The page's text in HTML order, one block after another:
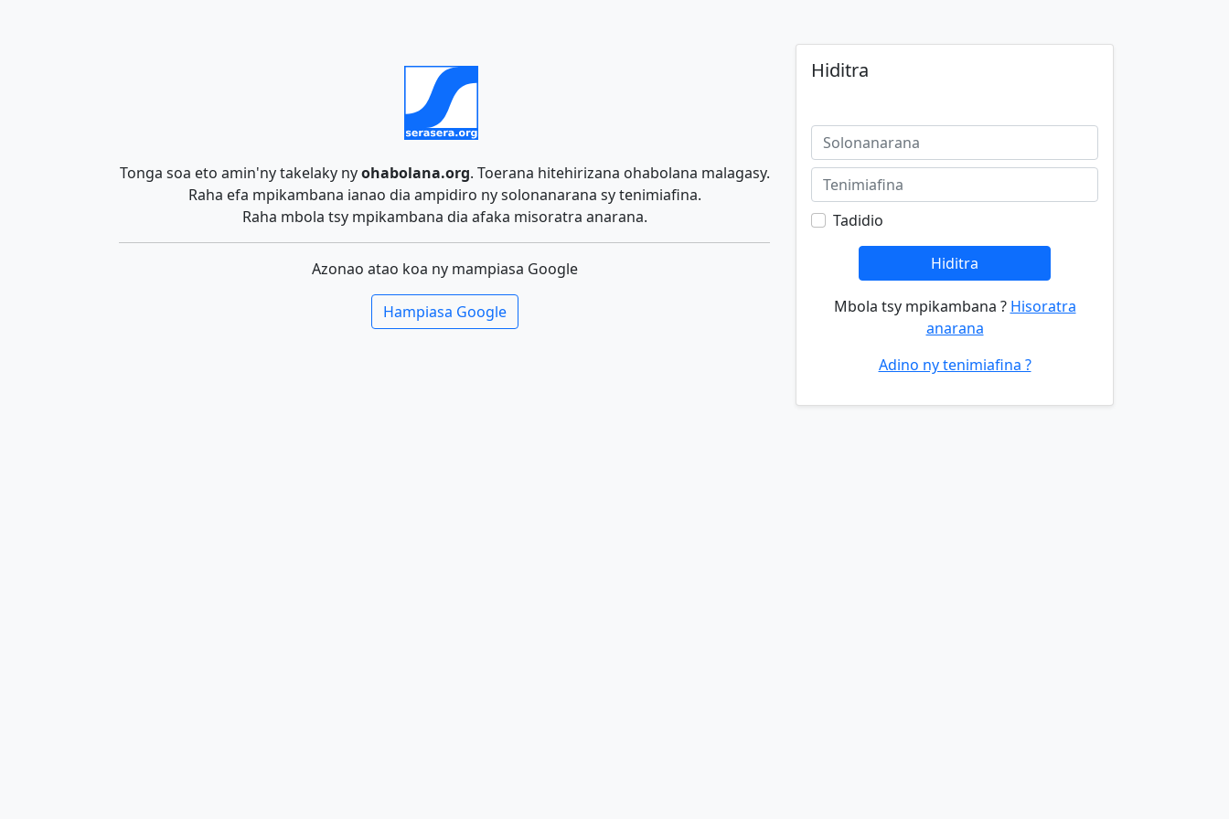
Tonga soa eto amin'ny takelaky nyohabolana.org. Toerana hitehirizana ohabolana malagasy.
Raha efa mpikambana ianao dia ampidiro ny solonanarana sy tenimiafina.
Raha mbola tsy mpikambana dia afaka misoratra anarana.
Azonao atao koa ny mampiasa Google
Hampiasa Google
Hiditra
Tadidio
Hiditra
Mbola tsy mpikambana ? Hisoratra
anarana
Adino ny tenimiafina ?